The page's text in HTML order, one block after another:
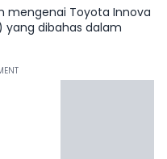
mengenai Toyota Innova
yang dibahas dalam